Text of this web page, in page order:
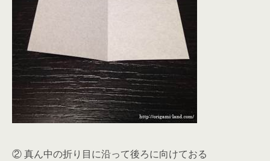
② 真ん中の折り目に沿って後ろに向けておる